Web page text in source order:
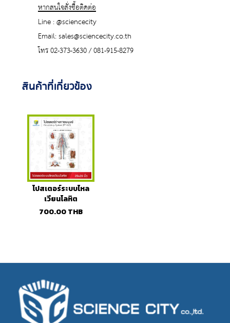
หากสนใจสั่งซื้อติดต่อ
Line : @sciencecity
Email: sales@sciencecity.co.th
โทร 02-373-3630 / 081-915-8279
สินค้าที่เกี่ยวข้อง
โปสเตอร์ระบบไหล
เวียนโลหิต
(Circulatory
700.00THB